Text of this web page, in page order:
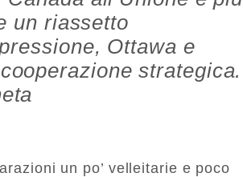
un riassetto
Ottawa e
strategica.
un po’ velleitarie e poco